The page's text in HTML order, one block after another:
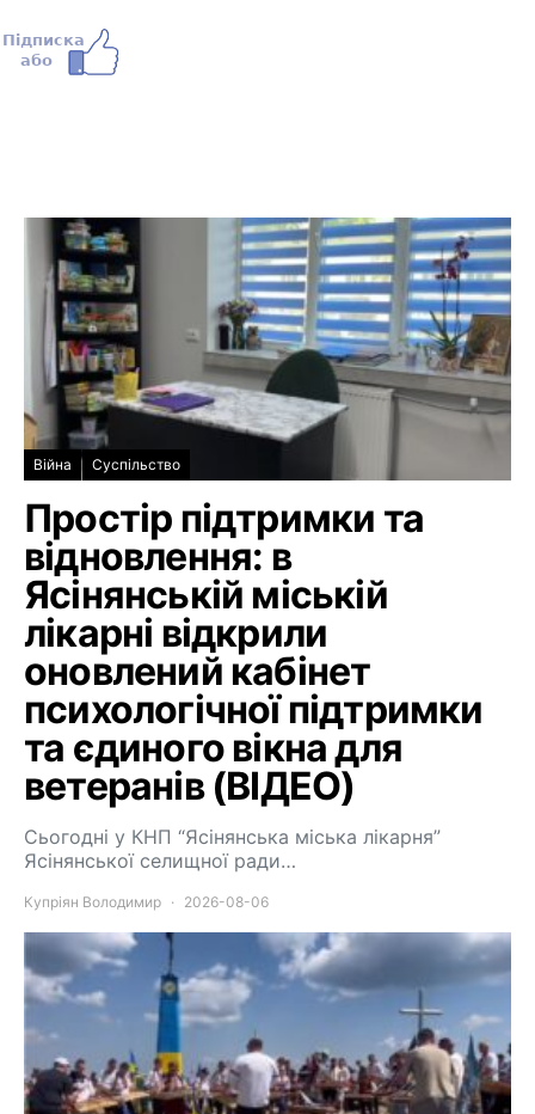
Війна Суспільство
Простір підтримки та
відновлення: в
Ясінянській міській
лікарні відкрили
оновлений кабінет
психологічної підтримки
та єдиного вікна для
ветеранів (ВІДЕО)
Сьогодні у КНП “Ясінянська міська лікарня”
Ясінянської селищної ради…
Купріян Володимир 2026-08-06